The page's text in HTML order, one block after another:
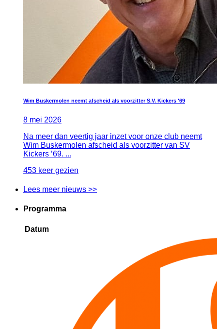
Wim Buskermolen neemt afscheid als voorzitter S.V. Kickers '69
8 mei 2026
Na meer dan veertig jaar inzet voor onze club neemt
Wim Buskermolen afscheid als voorzitter van SV
Kickers ’69. ...
453 keer gezien
Lees meer nieuws >>
Programma
Datum